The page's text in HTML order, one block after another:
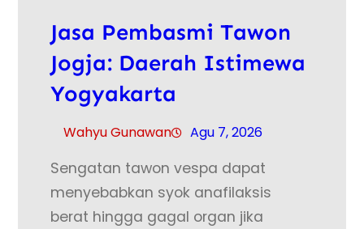
Jasa Pembasmi Tawon
Jogja: Daerah Istimewa
Yogyakarta
Wahyu Gunawan Agu 7, 2026
Sengatan tawon vespa dapat
menyebabkan syok anafilaksis
berat hingga gagal organ jika